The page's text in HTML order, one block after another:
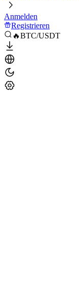
Anmelden
Registrieren
🔥BTC/USDT